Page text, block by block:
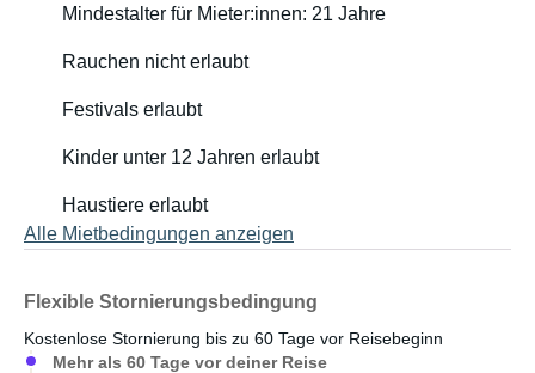
Mindestalter für Mieter:innen: 21 Jahre
Rauchen nicht erlaubt
Festivals erlaubt
Kinder unter 12 Jahren erlaubt
Haustiere erlaubt
Alle Mietbedingungen anzeigen
Flexible Stornierungsbedingung
Kostenlose Stornierung bis zu 60 Tage vor Reisebeginn
Mehr als 60 Tage vor deiner Reise